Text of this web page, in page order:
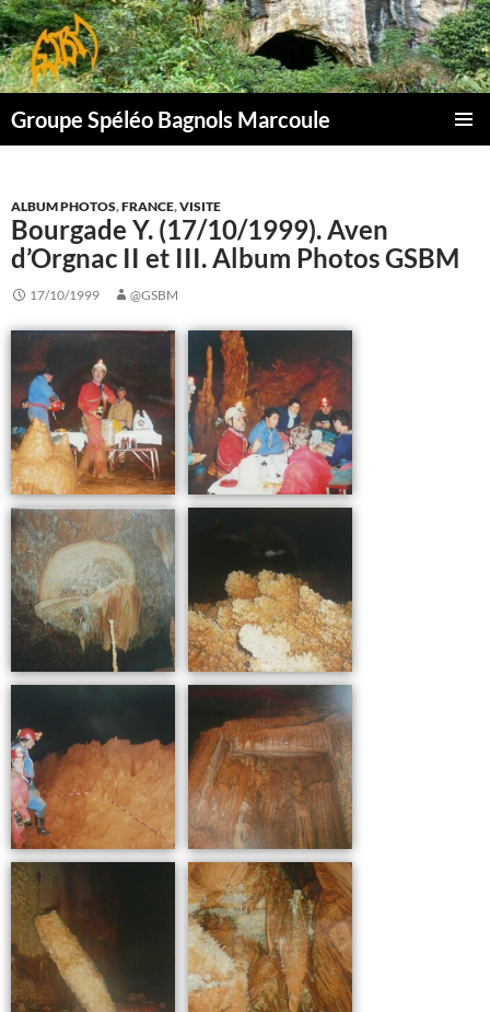
Aller
au
contenu
Groupe Spéléo Bagnols Marcoule
ALBUM PHOTOS,FRANCE,VISITE
Bourgade Y. (17/10/1999). Aven
d’Orgnac II et III. Album Photos GSBM
17/10/1999 @GSBM